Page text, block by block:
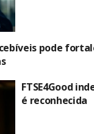
pode
FTSE4Good
é reconhecida